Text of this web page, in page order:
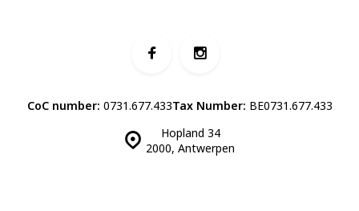
Hopland 34
2000, Antwerpen
CoC number: 0731.677.433Tax Number: BE0731.677.433